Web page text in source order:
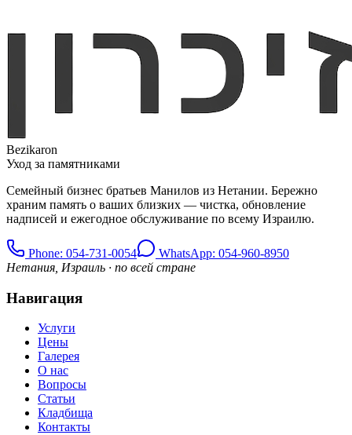
Bezikaron
Уход за памятниками
Семейный бизнес братьев Манилов из Нетании. Бережно
храним память о ваших близких — чистка, обновление
надписей и ежегодное обслуживание по всему Израилю.
Phone: 054-731-0054
WhatsApp: 054-960-8950
Нетания, Израиль · по всей стране
Навигация
Услуги
Цены
Галерея
О нас
Вопросы
Статьи
Кладбища
Контакты